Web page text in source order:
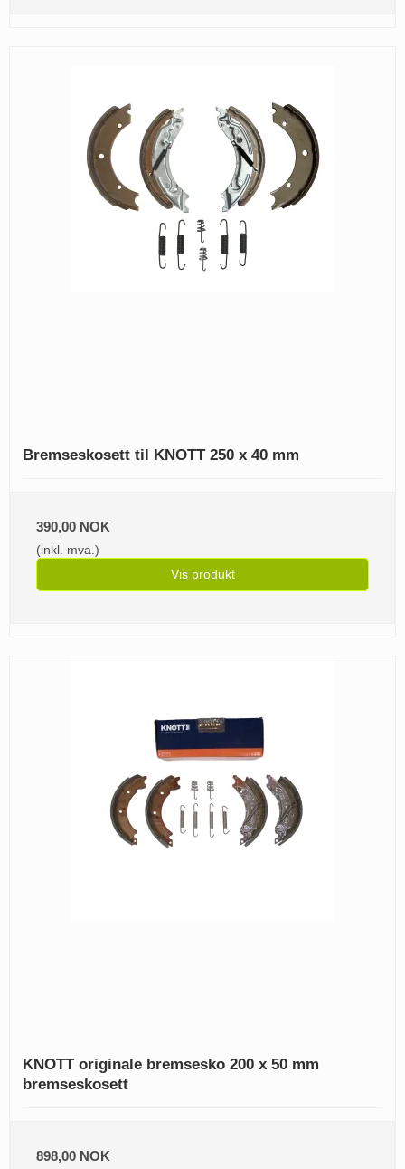
Bremseskosett til KNOTT 250 x 40 mm
390,00 NOK
(inkl. mva.)
Vis produkt
KNOTT originale bremsesko 200 x 50 mm
bremseskosett
898,00 NOK